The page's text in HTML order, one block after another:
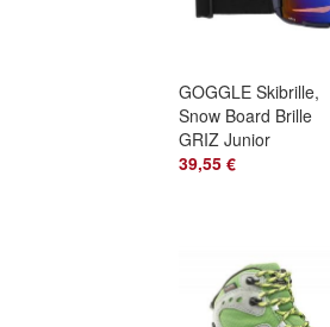
GOGGLE Skibrille,
Snow Board Brille
GRIZ Junior
Groesse / H895-xx
39,55 €